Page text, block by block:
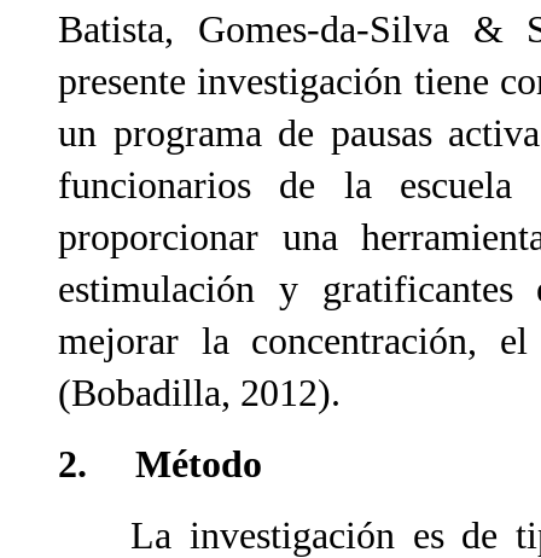
Batista, Gomes-da-Silva &
presente investigación tiene
un programa de pausas
funcionarios de la
proporcionar una
estimulación y
mejorar la concentración,
(Bobadilla, 2012).
2. Método
La investigación es de